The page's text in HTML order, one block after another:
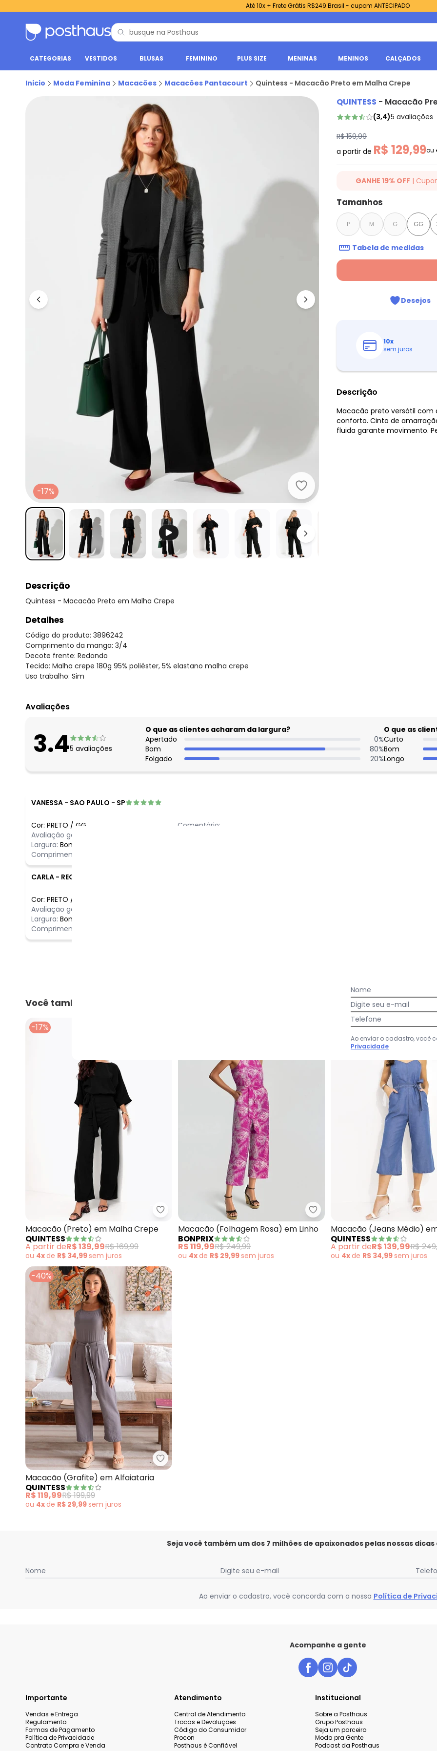
Até 10x + Frete Grátis R$249 Brasil - cupom ANTECIPADO
CATEGORIAS VESTIDOS BLUSAS FEMININO PLUS SIZE MENINAS MENINOS CALÇADOS
Inicio Moda Feminina Macacões Macacões Pantacourt Quintess - Macacão Preto em Malha Crepe
Quintess - Macacão Preto em
-17%
QUINTESS - Macacão
(3,4)5 avaliações
R$ 159,99
a partir de R$ 129,99ou
GANHE 19% OFF |
Ganhe 19% OFF Extra em
cupom: QUINTESS19. Válido
até 07/08/2026.
Tamanhos
P M G GG
Tabela de medidas
Desejos
10x
sem juros
Descrição
Macacão preto versátil
conforto. Cinto de
fluida garante movimento.
Descrição
Quintess - Macacão Preto em Malha Crepe
Detalhes
Código do produto: 3896242
Comprimento da manga: 3/4
Decote frente: Redondo
Tecido: Malha crepe 180g 95% poliéster, 5% elastano malha crepe
Uso trabalho: Sim
Avaliações
3.45 avaliações
O que as clientes acharam da largura?
Apertado
0%
Bom
80%
Folgado
20%
O que as
Curto
Bom
Longo
VANESSA - SAO PAULO - SP
Cor: PRETO / GG
Avaliação geral do produto:
Largura: Bom
Comprimento:
Comentário:
CARLA - RECIFE - PE
Cor: PRETO /
Avaliação geral do produto:
Largura: Bom
Comprimento:
Realmente muito lindo, amei demais!! chegou no prazo, sem cheiro
Você também pode gostar
-17%
Quintess - Macacão (Preto) em Malha Crepe
Macacão (Preto) em Malha Crepe
QUINTESS
A partir deR$ 139,99R$ 169,99
ou 4xde R$ 34,99sem juros
bonprix - Macacão (Folhagem
Macacão (Folhagem Rosa) em Linho
BONPRIX
R$ 119,99R$ 249,99
ou 4xde R$ 29,99sem juros
-44%
Macacão (Jeans Médio)
QUINTESS
A partir deR$ 139,99R$
ou 4xde R$ 34,99sem juros
-40%
Quintess - Macacão (Grafite) em Alfaiataria
Macacão (Grafite) em Alfaiataria
QUINTESS
R$ 119,99R$ 199,99
ou 4xde R$ 29,99sem juros
Seja você também um dos 7 milhões de apaixonados pelas nossas
Nome Digite seu e-mail
Ao enviar o cadastro, você concorda com a nossa Política de
Acompanhe a gente
Importante
Vendas e Entrega
Regulamento
Formas de Pagamento
Política de Privacidade
Contrato Compra e Venda
Atendimento
Central de Atendimento
Trocas e Devoluções
Código do Consumidor
Procon
Posthaus é Confiável
Institucional
Sobre a Posthaus
Grupo Posthaus
Seja um parceiro
Moda pra Gente
Podcast da Posthaus
Nome
Digite seu e-mail
Telefone
Ao enviar o cadastro, você
Privacidade